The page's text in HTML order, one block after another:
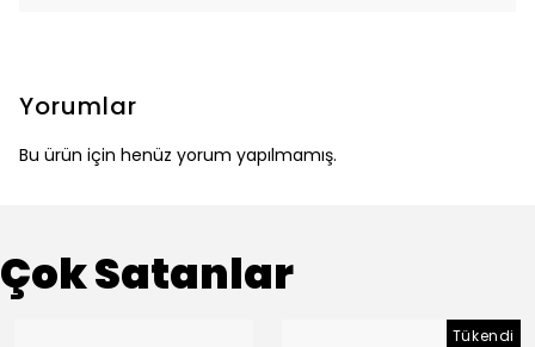
Yorumlar
Bu ürün için henüz yorum yapılmamış.
Çok Satanlar
Tükendi